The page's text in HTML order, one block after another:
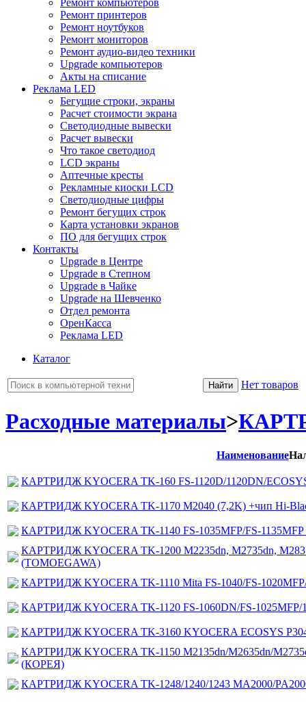
Ремонт принтеров
Ремонт ноутбуков
Ремонт мониторов
Ремонт аудио-видео техники
Upgrade компьютеров
Акты на списание
Реклама LED
Бегущие строки, экраны
Расчет стоимости экрана
Светодиодные вывески
Расчет вывески
Что такое светодиод
LCD экраны
Аптечные кресты
Рекламные киоски LCD
Светодиодные цифры
Ремонт бегущих строк
Карта установки экранов
ПО для бегущих строк
Контакты
Upgrade в Центре
Upgrade в Степном
Upgrade в Чайке
Upgrade на Шевченко
Отдел ремонта
ОренКасса
Реклама LED
Каталог
Нет товаров
Расходные материалы>
Наименование
КАРТРИДЖ KYOCERA TK-160 FS-1120D/1120DN/ECOSYS
КАРТРИДЖ KYOCERA TK-1170 M2040 (7,2K) +чип Hi-
КАРТРИДЖ KYOCERA TK-1140 FS-1035MFP/FS-
КАРТРИДЖ KYOCERA TK-1200 M2235dn, M2735dn,
(TOMOEGAWA)
КАРТРИДЖ KYOCERA TK-1110 Mita FS-1040/FS-
КАРТРИДЖ KYOCERA TK-1120 FS-1060DN/FS-
КАРТРИДЖ KYOCERA TK-3160 KYOCERA ECOSYS
КАРТРИДЖ KYOCERA TK-1150 M2135dn/M2635dn/
(КОРЕЯ)
КАРТРИДЖ KYOCERA TK-1248/1240/1243 MA2000/